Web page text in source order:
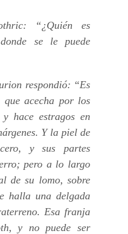
“¿Quién es
se le puede
respondió: “Es
acecha por los
hace estragos en
Y la piel de
y sus partes
pero a lo largo
de su lomo, sobre
halla una delgada
Esa franja
y no puede ser